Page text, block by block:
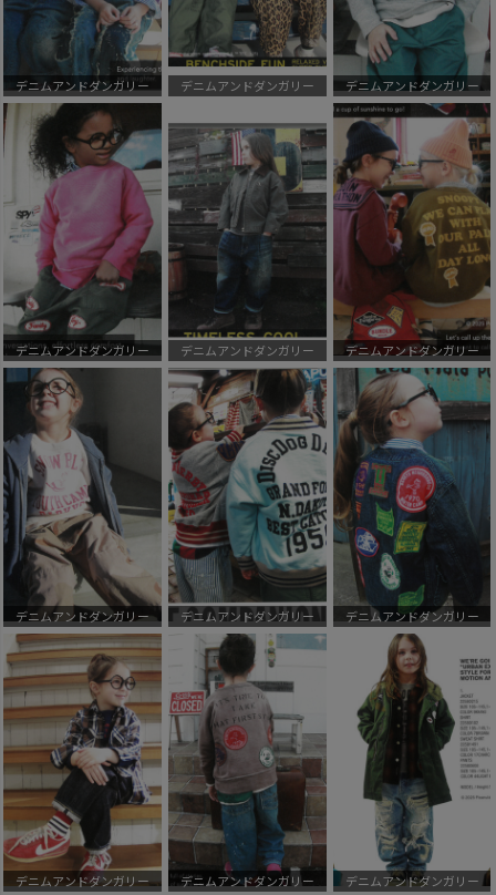
デニムアンドダンガリー デニムアンドダンガリー デニムアンドダンガリー
デニムアンドダンガリー デニムアンドダンガリー デニムアンドダンガリー
デニムアンドダンガリー デニムアンドダンガリー デニムアンドダンガリー
デニムアンドダンガリー デニムアンドダンガリー デニムアンドダンガリー